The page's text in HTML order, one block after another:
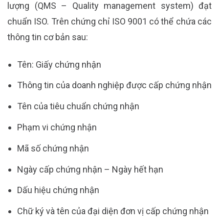
lượng (QMS – Quality management system) đạt
chuẩn ISO. Trên chứng chỉ ISO 9001 có thể chứa các
thông tin cơ bản sau:
Tên: Giấy chứng nhận
Thông tin của doanh nghiệp được cấp chứng nhận
Tên của tiêu chuẩn chứng nhận
Phạm vi chứng nhận
Mã số chứng nhận
Ngày cấp chứng nhận – Ngày hết hạn
Dấu hiệu chứng nhận
Chữ ký và tên của đại diện đơn vị cấp chứng nhận